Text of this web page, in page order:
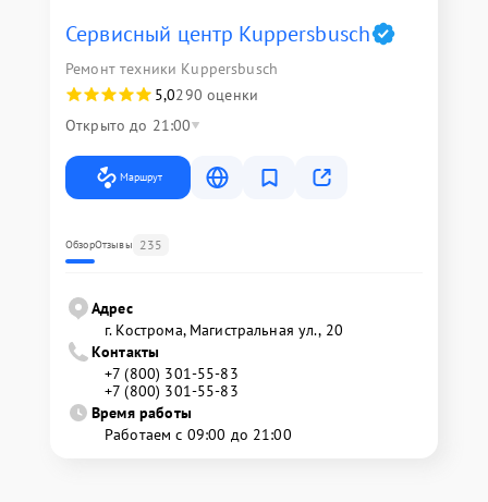
Сервисный центр Kuppersbusch
Ремонт техники Kuppersbusch
5,0290 оценки
Открыто до 21:00
Маршрут
ОбзорОтзывы 235
Адрес
г. Кострома, Магистральная ул., 20
Контакты
+7 (800) 301-55-83
+7 (800) 301-55-83
Время работы
Работаем с 09:00 до 21:00